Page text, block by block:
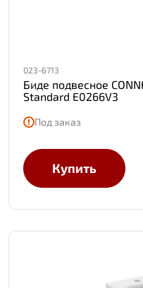
023-6713
Биде подвесное
Standard E0266V3
Под заказ
Купить